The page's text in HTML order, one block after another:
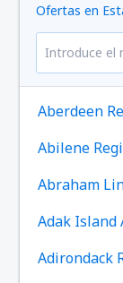
Ofertas en
Aberdeen
Abilene
Abraham
Adak Island
Adirondack